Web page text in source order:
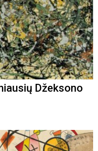
Džeksono